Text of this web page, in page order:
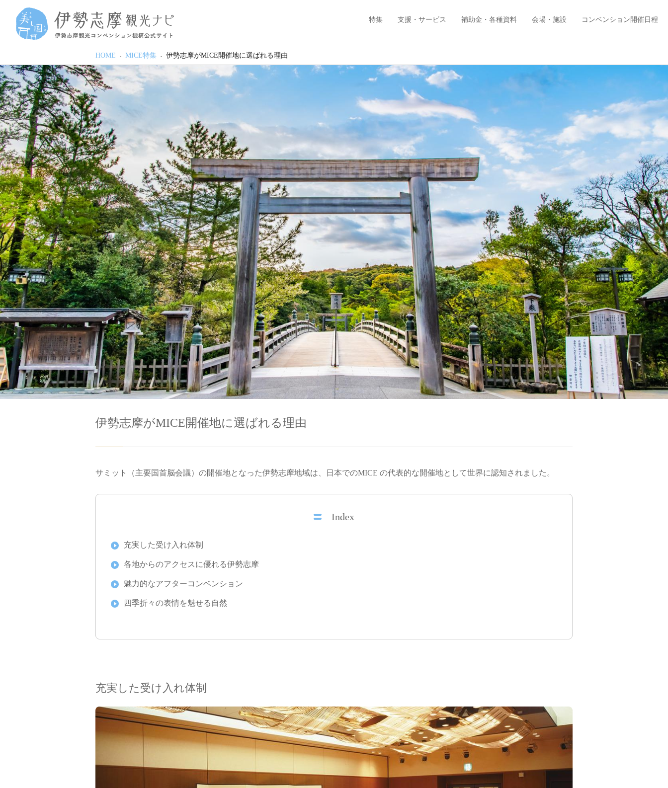
特集 支援・サービス 補助金・各種資料 会場・施設 コンベンション開催日程
HOME MICE特集 伊勢志摩がMICE開催地に選ばれる理由
伊勢志摩がMICE開催地に選ばれる理由
サミット（主要国首脳会議）の開催地となった伊勢志摩地域は、日本でのMICE の代表的な開催地として世界に認知されました。
Index
充実した受け入れ体制
各地からのアクセスに優れる伊勢志摩
魅力的なアフターコンベンション
四季折々の表情を魅せる自然
充実した受け入れ体制